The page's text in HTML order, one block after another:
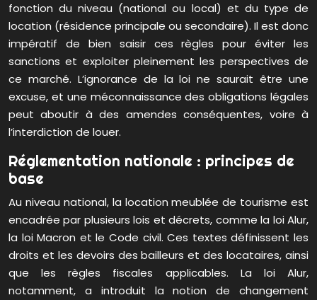
fonction du niveau (national ou local) et du type de
location (résidence principale ou secondaire). Il est donc
impératif de bien saisir ces règles pour éviter les
sanctions et exploiter pleinement les perspectives de
ce marché. L’ignorance de la loi ne saurait être une
excuse, et une méconnaissance des obligations légales
peut aboutir à des amendes conséquentes, voire à
l’interdiction de louer.
Réglementation nationale : principes de
base
Au niveau national, la location meublée de tourisme est
encadrée par plusieurs lois et décrets, comme la loi Alur,
la loi Macron et le Code civil. Ces textes définissent les
droits et les devoirs des bailleurs et des locataires, ainsi
que les règles fiscales applicables. La loi Alur,
notamment, a introduit la notion de changement